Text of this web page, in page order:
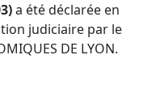
a été déclarée en
judiciaire par le
DE LYON.